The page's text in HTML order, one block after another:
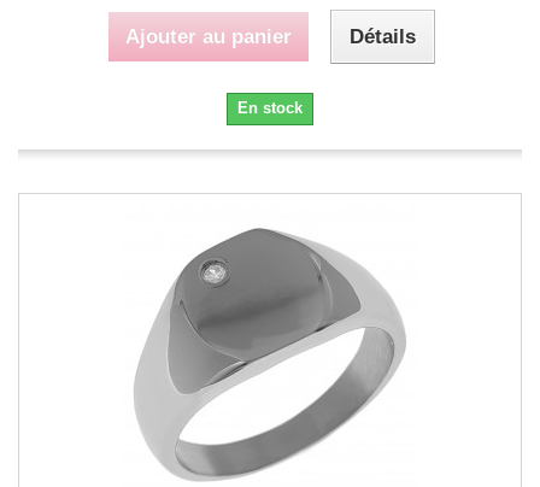
Ajouter au panier Détails
En stock